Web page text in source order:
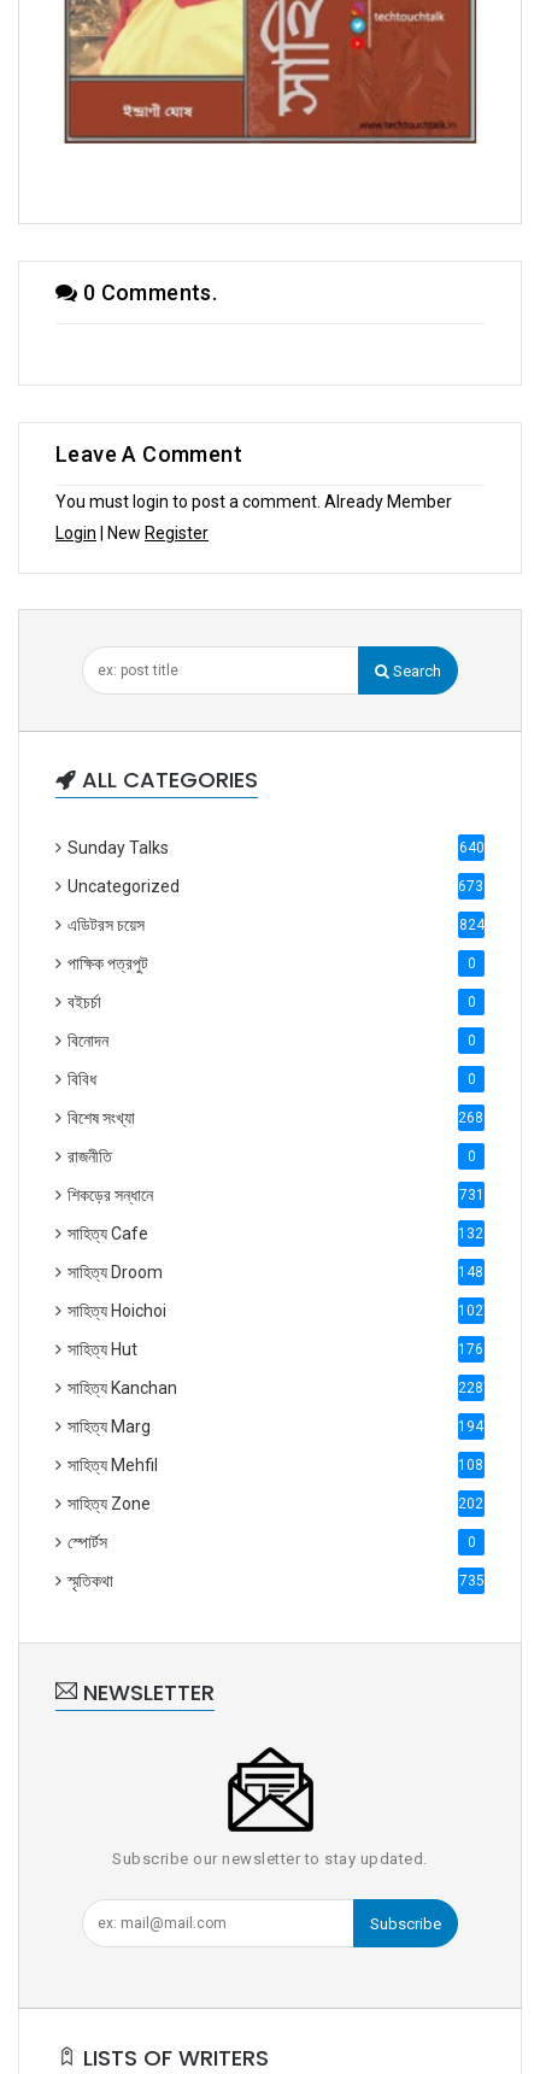
0 Comments.
Leave A Comment
You must login to post a comment. Already Member
Login | New Register
Search
ALL CATEGORIES
Sunday Talks 640
Uncategorized 6738
এডিটরস চয়েস 824
পাক্ষিক পত্রপুট 0
বইচর্চা 0
বিনোদন 0
বিবিধ 0
বিশেষ সংখ্যা 2686
রাজনীতি 0
শিকড়ের সন্ধানে 731
সাহিত্য Cafe 1321
সাহিত্য Droom 1488
সাহিত্য Hoichoi 1027
সাহিত্য Hut 1769
সাহিত্য Kanchan 2287
সাহিত্য Marg 1947
সাহিত্য Mehfil 1088
সাহিত্য Zone 2028
স্পোর্টস 0
স্মৃতিকথা 735
NEWSLETTER
Subscribe our newsletter to stay updated.
Subscribe
LISTS OF WRITERS